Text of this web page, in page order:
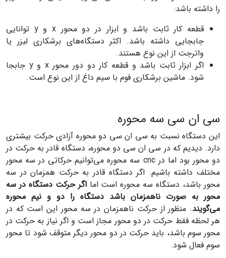
را داشته باشد:
قطعه کار ثابت باشد و ابزار در دو محور x و y توانایی
جابجایی داشته باشد. اکثر دستگاه‌های برشکاری لیزر یا
واترجت از این نوع هستند.
اگر ابزار ثابت باشد و قطعه کار دو دور محور x و y جابجا
شود. ماشین برشکاری فوم با سیم داغ از این نوع است.
سی ان سی سه محوره
این دستگاه نسبت به سی ان سی دو محوره آزادی حرکت بیشتری
دارد. دیدیم که در سی ان سی دو محوره، دستگاه قادر به حرکت در
دو محور بود اما در cnc سه محوره می‌توانیم حرکاتی در سه محور
مختلف داشته باشیم. اگر دستگاه قادر به حرکت همزمان در سه
محور باشد، دستگاه سه محوره است امااگر حرکت دستگاه در سه
محور به صورت ناهمزمان باشد دستگاه را دو و نیم محوره
می‌گویند. منظور از حرکت ناهمزمان در سه محور این است که در
هر لحظه فقط حرکت در دو محور مجاز است و اگر نیاز به حرکت در
محور سوم باشد، باید حرکت در دو محور دیگر متوقف شود تا محور
سوم فعال شود.